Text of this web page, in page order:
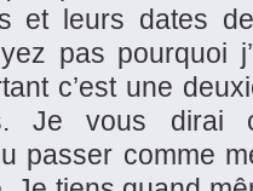
et leurs dates
pas pourquoi
c’est une
Je vous dirai
passer comme